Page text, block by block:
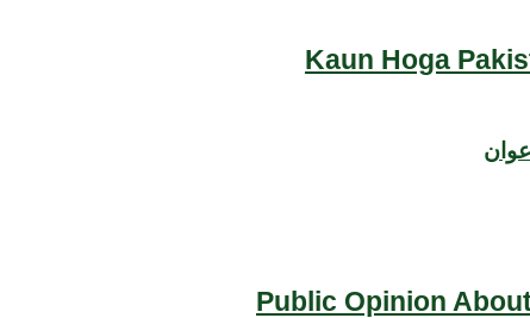
Kaun Hoga
Public Opinion